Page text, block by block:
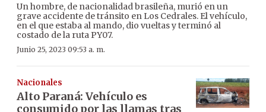
Un hombre, de nacionalidad brasileña, murió en un
grave accidente de tránsito en Los Cedrales. El vehículo,
en el que estaba al mando, dio vueltas y terminó al
costado de la ruta PY07.
Junio 25, 2023 09:53 a. m.
Nacionales
Alto Paraná: Vehículo es
consumido por las llamas tras